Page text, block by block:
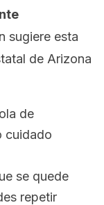
sugiere esta
de Arizona
de
cuidado
se quede
repetir